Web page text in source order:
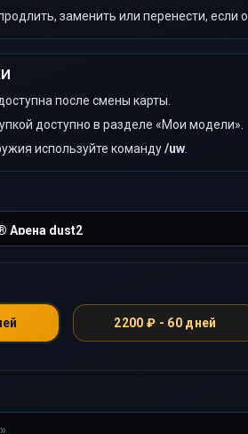
заменить или перенести, если
после смены карты.
доступно в разделе «Мои модели».
используйте команду/uw
2200 ₽ - 60 дней